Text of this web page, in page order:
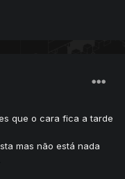
que o cara fica a tarde
mas não está nada